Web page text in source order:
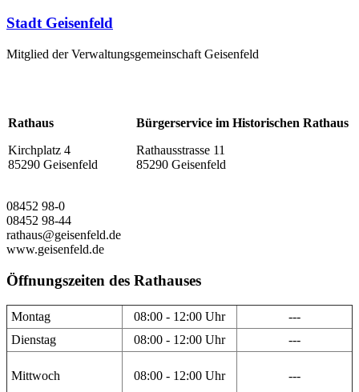
Stadt Geisenfeld
Mitglied der Verwaltungsgemeinschaft Geisenfeld
Rathaus
Kirchplatz 4
85290 Geisenfeld
Bürgerservice im Historischen Rathaus
Rathausstrasse 11
85290 Geisenfeld
08452 98-0
08452 98-44
rathaus@geisenfeld.de
www.geisenfeld.de
Öffnungszeiten des Rathauses
Montag 08:00 - 12:00 Uhr
---
Dienstag
08:00 - 12:00 Uhr ---
Mittwoch 08:00 - 12:00 Uhr ---